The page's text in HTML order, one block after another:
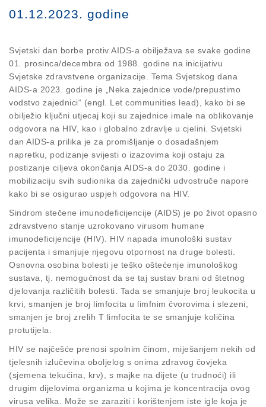
01.12.2023. godine
Svjetski dan borbe protiv AIDS-a obilježava se svake godine
01. prosinca/decembra od 1988. godine na inicijativu
Svjetske zdravstvene organizacije. Tema Svjetskog dana
AIDS-a 2023. godine je „Neka zajednice vode/prepustimo
vodstvo zajednici“ (engl.
Let communities lead), kako bi se
obilježio ključni utjecaj koji su zajednice imale na oblikovanje
odgovora na HIV, kao i globalno zdravlje u cjelini. Svjetski
dan AIDS-a prilika je za promišljanje o dosadašnjem
napretku, podizanje svijesti o izazovima koji ostaju za
postizanje ciljeva okončanja AIDS-a do 2030. godine i
mobilizaciju svih sudionika da zajednički udvostruče napore
kako bi se osigurao uspjeh odgovora na HIV.
Sindrom stečene imunodeficijencije (AIDS) je po život opasno
zdravstveno stanje uzrokovano virusom humane
imunodeficijencije (HIV). HIV napada imunološki sustav
pacijenta i smanjuje njegovu otpornost na druge bolesti.
Osnovna osobina bolesti je teško oštećenje imunološkog
sustava, tj. nemogućnost da se taj sustav brani od štetnog
djelovanja različitih bolesti. Tada se smanjuje broj leukocita u
krvi, smanjen je broj limfocita u limfnim čvorovima i slezeni,
smanjen je broj zrelih T limfocita te se smanjuje količina
protutijela.
HIV se najčešće prenosi spolnim činom, miješanjem nekih od
tjelesnih izlučevina oboljelog s onima zdravog čovjeka
(sjemena tekućina, krv), s majke na dijete (u trudnoći) ili
drugim dijelovima organizma u kojima je koncentracija ovog
virusa velika. Može se zaraziti i korištenjem iste igle koja je